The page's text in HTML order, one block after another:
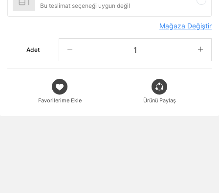
Bu teslimat seçeneği uygun değil
Mağaza Değiştir
Adet
Favorilerime Ekle Ürünü Paylaş